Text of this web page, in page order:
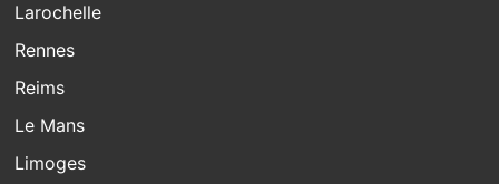
Larochelle
Rennes
Reims
Le Mans
Limoges